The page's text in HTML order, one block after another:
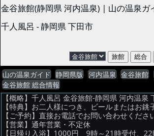
金谷旅館(静岡県 河内温泉) | 山の温泉ガ
千人風呂 - 静岡県 下田市
山の温泉ガイド 静岡県版 河内温泉
金谷旅館
金谷旅館 総合情報
【概略】千人風呂 金谷旅館-静岡県 河内温泉
【特典】お二人様につき、ビールまたはお銚
【ご予約】直接お電話でお問い合わせくださ
【営業】通年営業・不定休
【日帰り入浴】1000円 9時～21時受付、